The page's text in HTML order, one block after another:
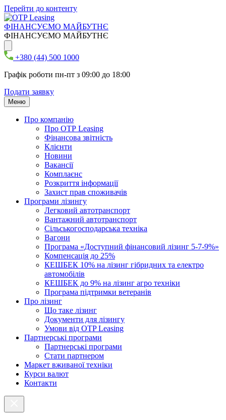
Перейти до контенту
ФІНАНСУЄМО МАЙБУТНЄ
ФІНАНСУЄМО МАЙБУТНЄ
+380 (44) 500 1000
Графік роботи пн-пт з 09:00 до 18:00
Подати заявку
Меню
Про компанію
Про ОТР Leasing
Фінансова звітність
Клієнти
Новини
Вакансії
Комплаєнс
Розкриття інформації
Захист прав споживачів
Програми лізингу
Легковий автотранспорт
Вантажний автотранспорт
Cільськогосподарська техніка
Вагони
Програма «Доступний фінансовий лізинг 5-7-9%»
Компенсація до 25%
КЕШБЕК 10% на лізинг гібридних та електро
автомобілів
КЕШБЕК до 9% на лізинг агро техніки
Програма підтримки ветеранів
Про лізинг
Що таке лізинг
Документи для лізингу
Умови від OTP Leasing
Партнерські програми
Партнерські програми
Стати партнером
Маркет вживаної техніки
Курси валют
Контакти